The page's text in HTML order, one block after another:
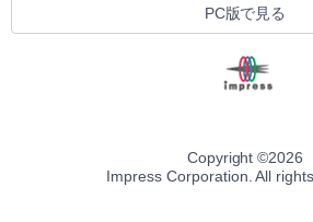
PC版で見る
Copyright ©2026
Impress Corporation. All